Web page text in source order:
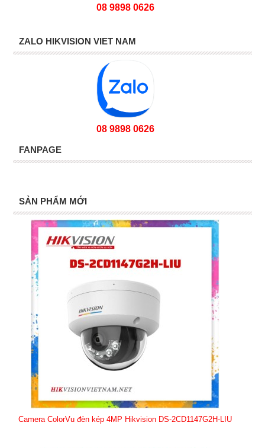
08 9898 0626
ZALO HIKVISION VIET NAM
08 9898 0626
FANPAGE
SẢN PHẨM MỚI
Camera ColorVu đèn kép 4MP Hikvision DS-2CD1147G2H-LIU